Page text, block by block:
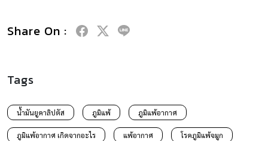
Share On :
Tags
น้ำมันยูคาลิปตัส ภูมิแพ้ ภูมิแพ้อากาศ
ภูมิแพ้อากาศ เกิดจากอะไร แพ้อากาศ โรคภูมิแพ้จมูก